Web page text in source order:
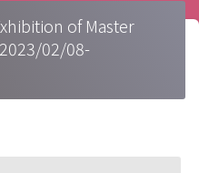
of Master
02/08-